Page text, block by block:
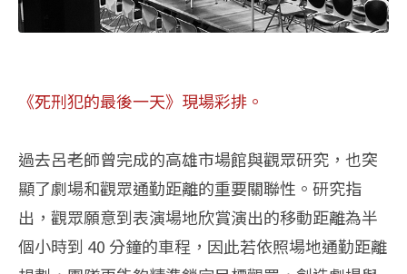
《死刑犯的最後一天》現場彩排。
過去呂老師曾完成的高雄市場館與觀眾研究，也突
顯了劇場和觀眾通勤距離的重要關聯性。研究指
出，觀眾願意到表演場地欣賞演出的移動距離為半
個小時到 40 分鐘的車程，因此若依照場地通勤距離